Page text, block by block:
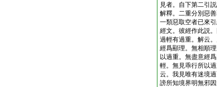
見者。自下第二引
解釋。二重分別惡
一類惡取空者已來
經文。彼經作此説
過輕有過重。解云
經爲顯理。無相順
以過重。無盡意經
輕。無見乖行所以
云。我見唯有迷境
謗所知境界明無邪